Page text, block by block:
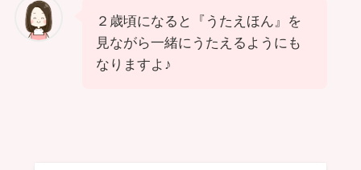
２歳頃になると『うたえほん』を
見ながら一緒にうたえるようにも
なりますよ♪